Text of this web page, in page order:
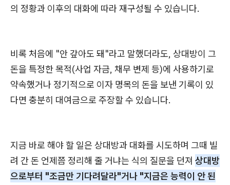
의 정황과 이후의 대화에 따라 재구성될 수 있습니다.
비록 처음에 "안 갚아도 돼"라고 말했더라도, 상대방이 그
돈을 특정한 목적(사업 자금, 채무 변제 등)에 사용하기로
약속했거나 정기적으로 이자 명목의 돈을 보낸 기록이 있
다면 충분히 대여금으로 주장할 수 있습니다.
지금 바로 해야 할 일은 상대방과 대화를 시도하며 그때 빌
려 간 돈 언제쯤 정리해 줄 거냐는 식의 질문을 던져 상대방
으로부터 "조금만 기다려달라"거나 "지금은 능력이 안 된